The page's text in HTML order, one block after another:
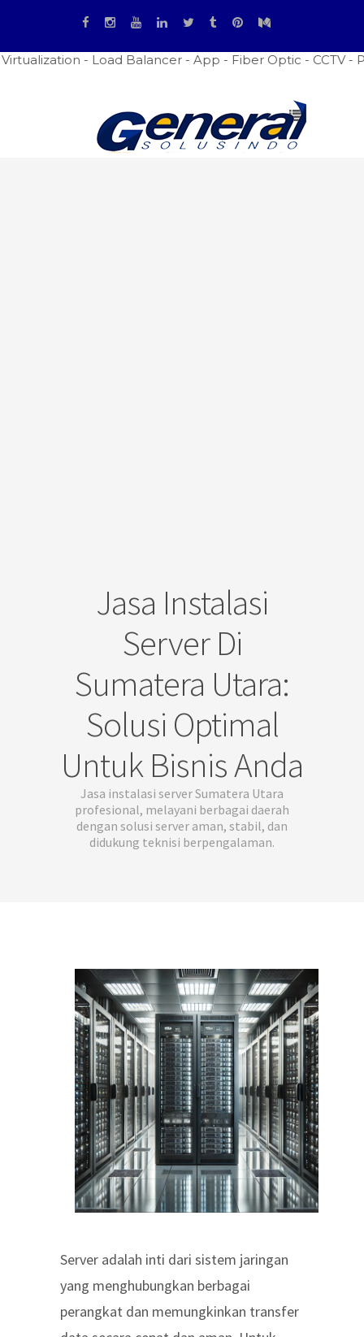
- Load Balancer - App - Fiber Optic - CCTV - PABX
Jasa Instalasi
Server Di
Sumatera Utara:
Solusi Optimal
Untuk Bisnis Anda
Jasa instalasi server Sumatera Utara
profesional, melayani berbagai daerah
dengan solusi server aman, stabil, dan
didukung teknisi berpengalaman.
Server adalah inti dari sistem jaringan
yang menghubungkan berbagai
perangkat dan memungkinkan transfer